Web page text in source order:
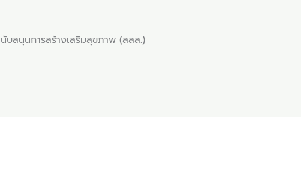
สนุนการสร้างเสริมสุขภาพ​ (สสส.)​